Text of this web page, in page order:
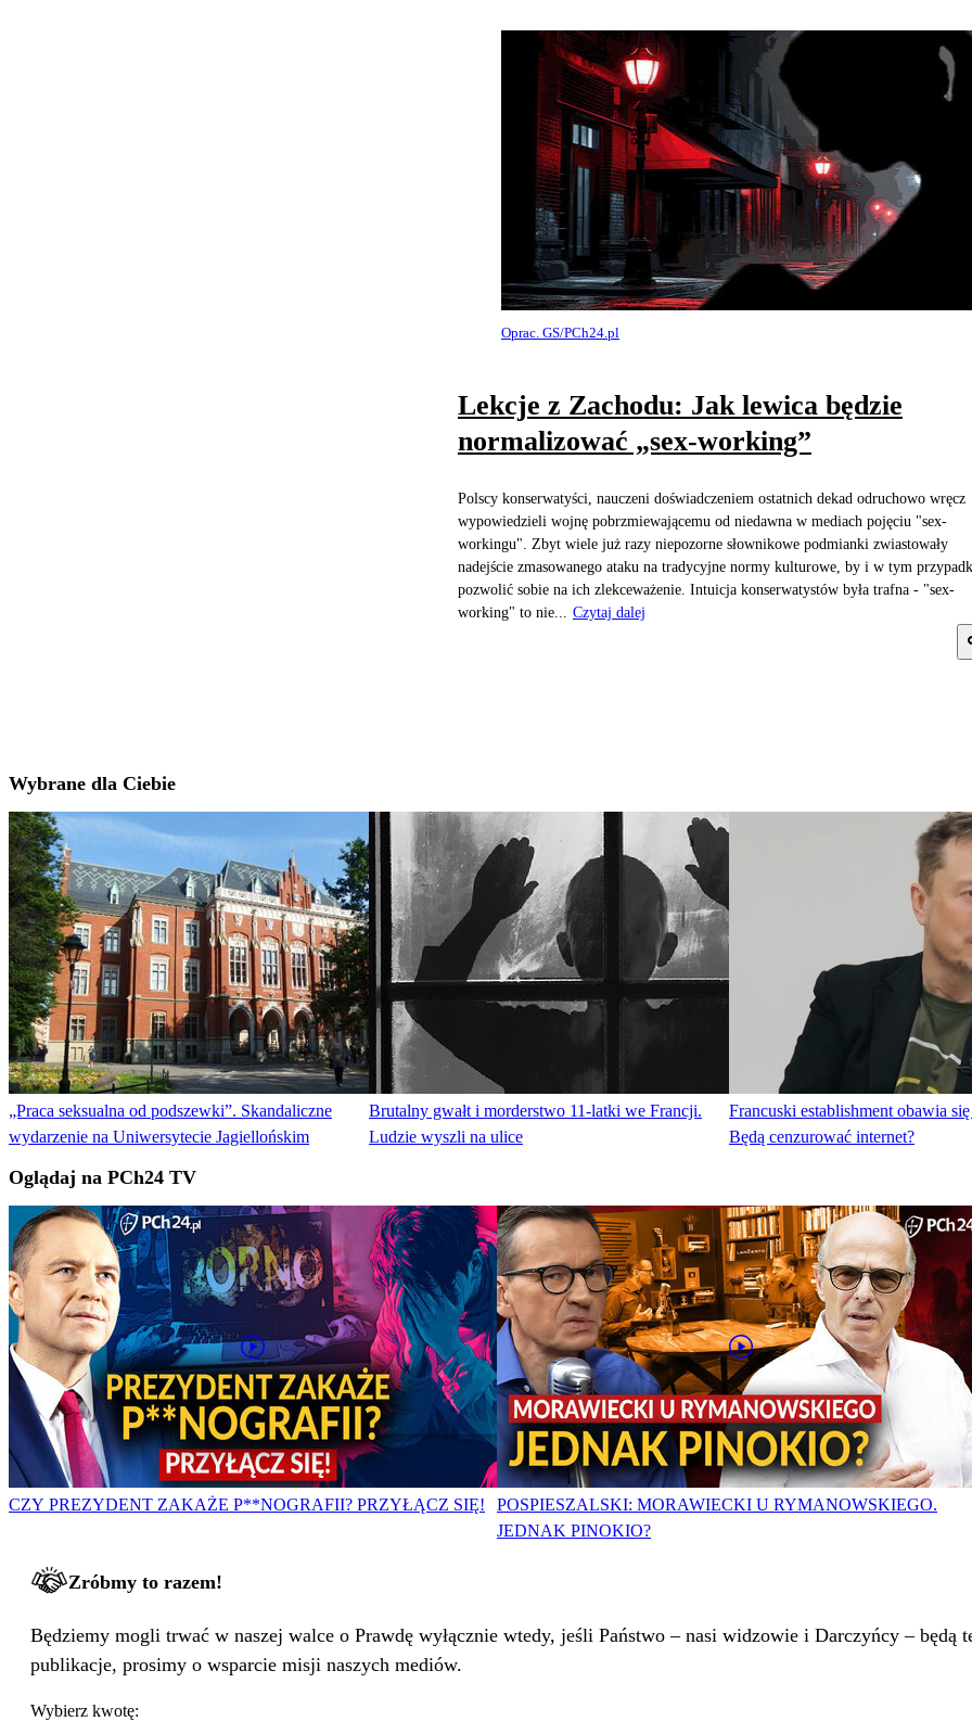
Oprac. GS/PCh24.pl
Lekcje z Zachodu: Jak lewica będzie
normalizować „sex-working”
Polscy konserwatyści, nauczeni doświadczeniem ostatnich dekad odruchowo wręcz
wypowiedzieli wojnę pobrzmiewającemu od niedawna w mediach pojęciu "sex-
workingu". Zbyt wiele już razy niepozorne słownikowe podmianki zwiastowały
nadejście zmasowanego ataku na tradycyjne normy kulturowe, by i w tym
pozwolić sobie na ich zlekceważenie. Intuicja konserwatystów była trafna - "sex-
working" to nie...
Czytaj dalej
Wybrane dla Ciebie
„Praca seksualna od podszewki”. Skandaliczne
wydarzenie na Uniwersytecie Jagiellońskim
Brutalny gwałt i morderstwo 11-latki we Francji.
Ludzie wyszli na ulice
Francuski establishment obawia
Będą cenzurować internet?
Oglądaj na PCh24 TV
CZY PREZYDENT ZAKAŻE P**NOGRAFII? PRZYŁĄCZ SIĘ!
POSPIESZALSKI: MORAWIECKI U RYMANOWSKIEGO.
JEDNAK PINOKIO?
Zróbmy to razem!
Będziemy mogli trwać w naszej walce o Prawdę wyłącznie wtedy, jeśli Państwo – nasi widzowie i Darczyńcy – będą
publikacje, prosimy o wsparcie misji naszych mediów.
Wybierz kwotę: